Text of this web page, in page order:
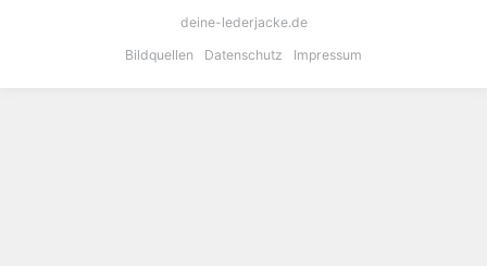
deine-lederjacke.de
Bildquellen
Datenschutz Impressum